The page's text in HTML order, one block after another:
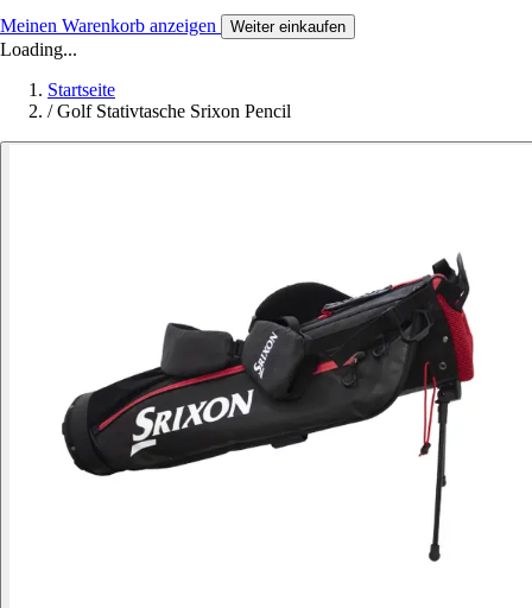
Meinen Warenkorb anzeigen Weiter einkaufen
Loading...
Startseite
/ Golf Stativtasche Srixon Pencil